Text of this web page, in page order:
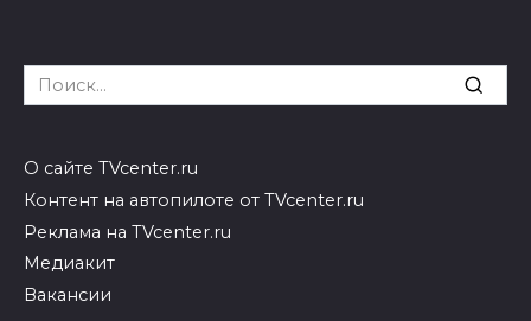
Search
for:
О сайте TVcenter.ru
Контент на автопилоте от TVcenter.ru
Реклама на TVcenter.ru
Медиакит
Вакансии